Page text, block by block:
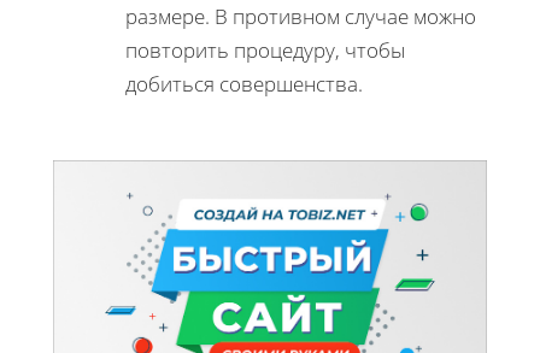
размере. В противном случае можно
повторить процедуру, чтобы
добиться совершенства.